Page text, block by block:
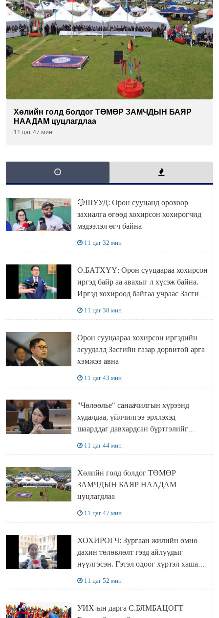
Хөлийн голд болдог ТӨМӨР ЗАМЧДЫН БАЯР
НААДАМ цуцлагдлаа
11 цаг 47 мин
🔴ШУУД: Орон сууцанд орохоор
захиалга өгөөд хохирсон хохирогчид
мэдээлэл өгч байна
11 цаг 32 мин
О.БАТХҮҮ: Орон сууцаараа хохирсон
иргэд байр аа авахыг л хүсэж байна.
Иргэд хохироод байгаа учраас Засгийн
11 цаг 38 мин
Орон сууцаараа хохирсон иргэдийн
асуудалд Засгийн газар дорвитой арга
хэмжээ авна
11 цаг 43 мин
"Чөлөөлье" санаачилгын хүрээнд
худалдаа, үйлчилгээ эрхлэхэд
шаарддаг давхардсан бүртгэлийг
11 цаг 44 мин
Хөлийн голд болдог ТӨМӨР
ЗАМЧДЫН БАЯР НААДАМ
цуцлагдлаа
11 цаг 47 мин
ХОХИРОГЧ: Зургаан жилийн өмнө
дахин төлөвлөлт гээд айлуудыг
нүүлгэсэн. Гэтэл одоог хүртэл хашаа
11 цаг 52 мин
УИХ-ын дарга С.БЯМБАЦОГТ